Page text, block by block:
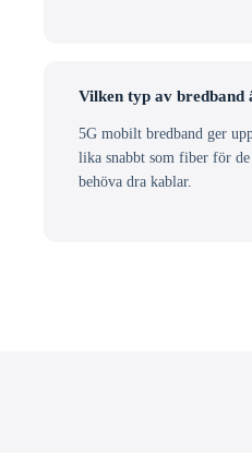
Vilken typ av bredband
5G mobilt bredband ger
lika snabbt som fiber för
behöva dra kablar.